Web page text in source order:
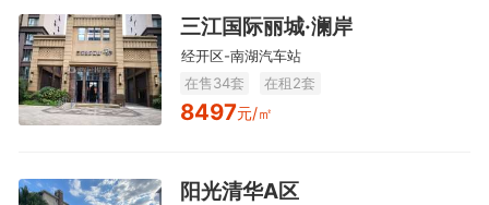
三江国际丽城·澜岸
经开区-南湖汽车站
在售34套
在租2套
8497元/㎡
阳光清华A区